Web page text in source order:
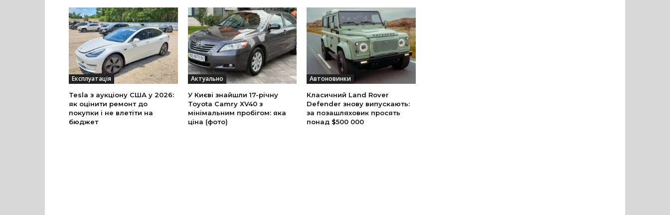
Експлуатація
Tesla з аукціону США у 2026:
як оцінити ремонт до
покупки і не влетіти на
бюджет
Актуально
У Києві знайшли 17-річну
Toyota Camry XV40 з
мінімальним пробігом: яка
ціна (фото)
Автоновинки
Класичний Land Rover
Defender знову випускають:
за позашляховик просять
понад $500 000